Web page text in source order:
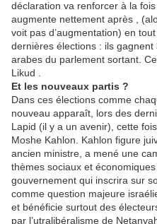
déclaration va renforcer à la
augmente nettement après ,
voit pas d’augmentation) en
dernières élections : ils
arabes du parlement sortant.
Likud .
Et les nouveaux partis ?
Dans ces élections comme
nouveau apparaît, lors des
Lapid (il y a un avenir), cette
Moshe Kahlon. Kahlon figure
ancien ministre, a mené une
thèmes sociaux et
gouvernement qui inscrira sur
comme question majeure
et bénéficie surtout des
par l’utralibéralisme de